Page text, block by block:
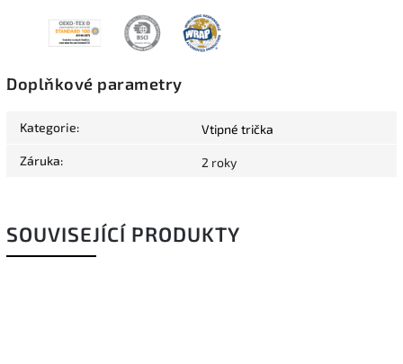
Doplňkové parametry
Kategorie: Vtipné trička
Záruka: 2 roky
SOUVISEJÍCÍ PRODUKTY